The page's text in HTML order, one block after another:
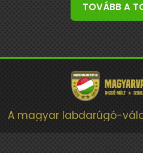
TOVÁBB A
A magyar labdarúgó-